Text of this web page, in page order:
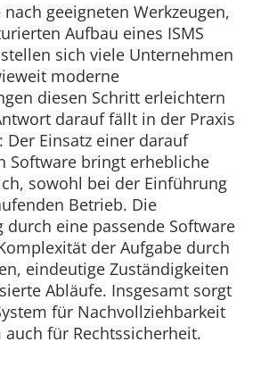
nach geeigneten Werkzeugen,
Aufbau eines ISMS
sich viele Unternehmen
moderne
diesen Schritt erleichtern
darauf fällt in der Praxis
Der Einsatz einer darauf
Software bringt erhebliche
sowohl bei der Einführung
Betrieb. Die
durch eine passende Software
der Aufgabe durch
eindeutige Zuständigkeiten
Abläufe. Insgesamt sorgt
für Nachvollziehbarkeit
für Rechtssicherheit.